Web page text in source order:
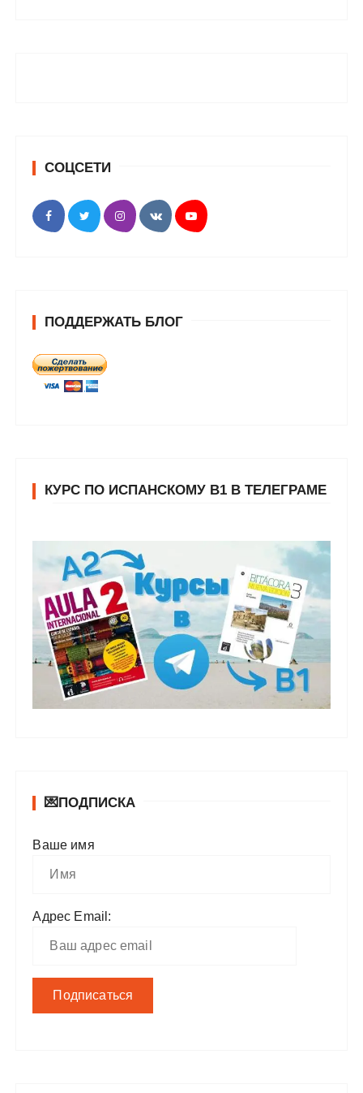
СОЦСЕТИ
ПОДДЕРЖАТЬ БЛОГ
КУРС ПО ИСПАНСКОМУ В1 В ТЕЛЕГРАМЕ
💌ПОДПИСКА
Ваше имя
Адрес Email: